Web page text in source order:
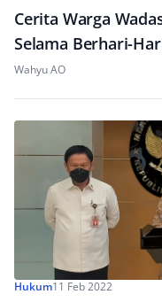
Cerita Warga
Selama Berhari-
Wahyu AO
Hukum11 Feb 2022